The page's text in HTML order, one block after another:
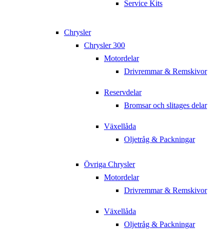
Service Kits
Chrysler
Chrysler 300
Motordelar
Drivremmar & Remskivor
Reservdelar
Bromsar och slitages delar
Växellåda
Oljetråg & Packningar
Övriga Chrysler
Motordelar
Drivremmar & Remskivor
Växellåda
Oljetråg & Packningar